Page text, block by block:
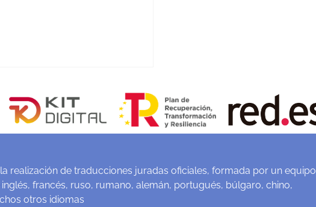
realización de traducciones juradas oficiales, formada por un equipo
francés, ruso, rumano, alemán, portugués, búlgaro, chino,
otros idiomas